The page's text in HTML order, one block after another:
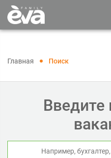
Главная Поиск
Введите